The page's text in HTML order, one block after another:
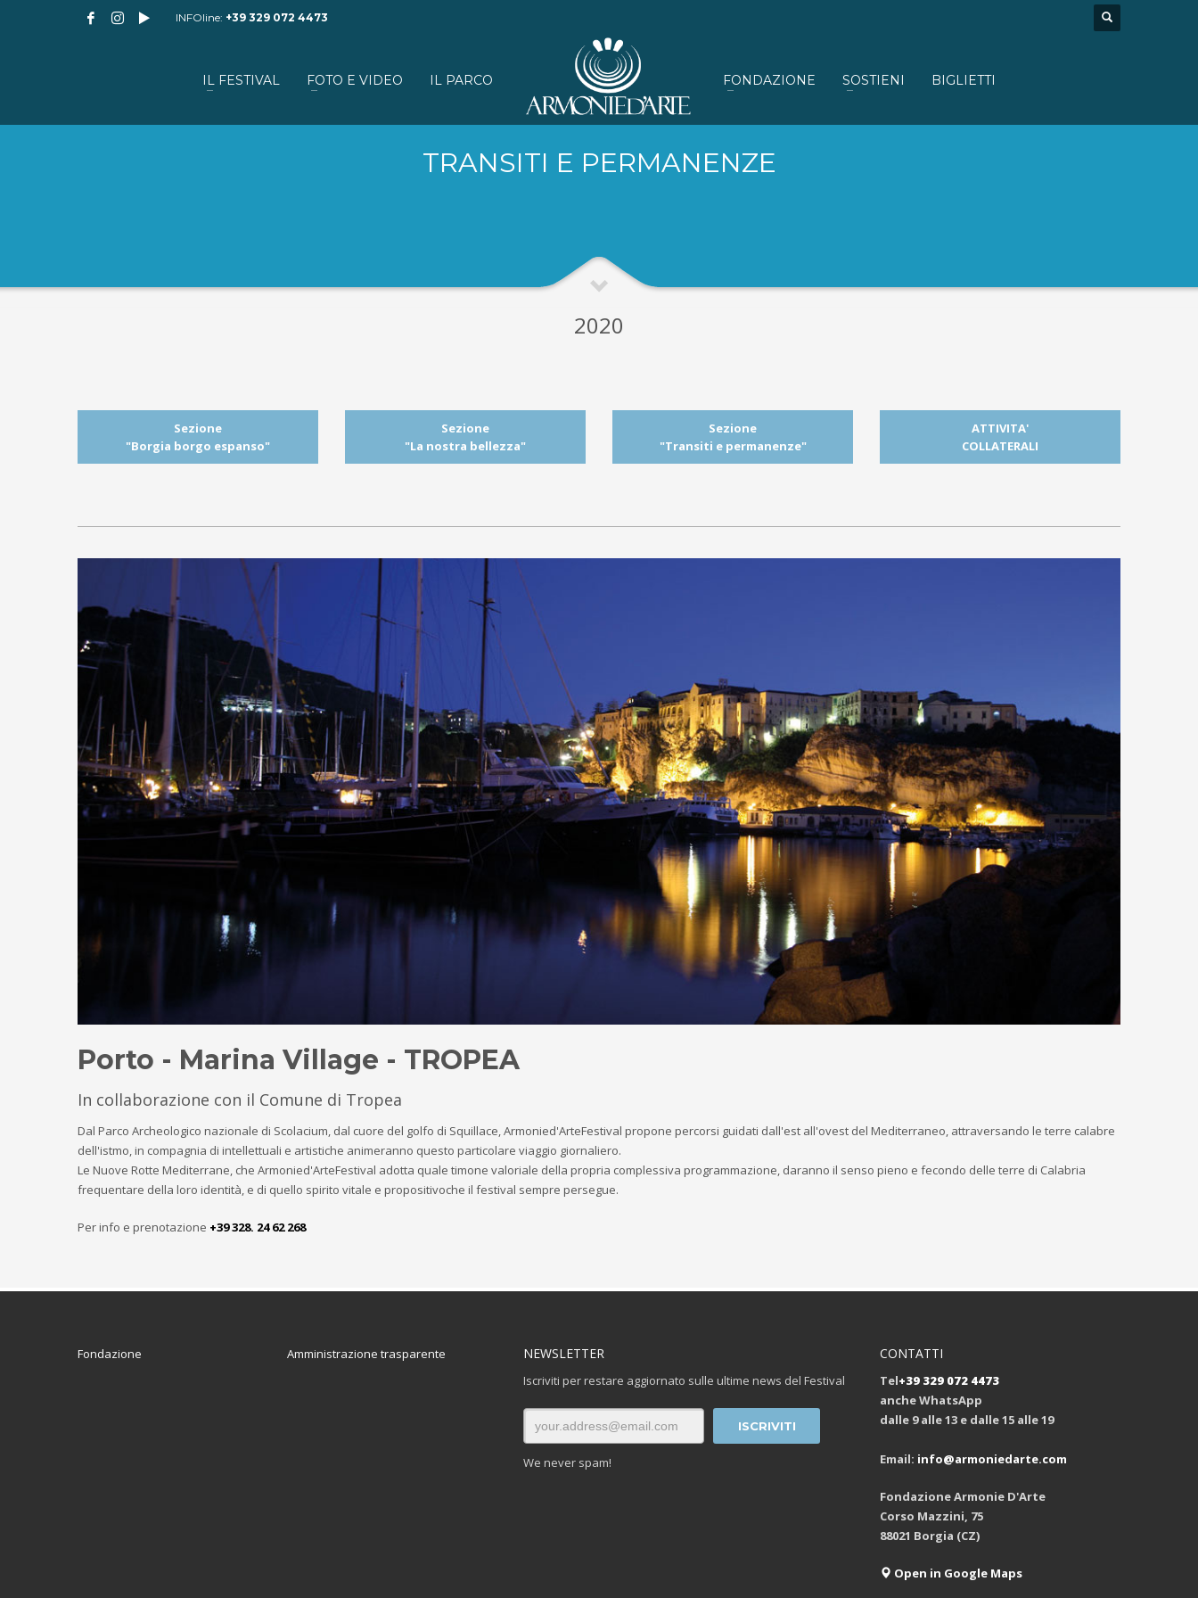
INFOline: +39 329 072 4473
IL FESTIVAL FOTO E VIDEO IL PARCO FONDAZIONE SOSTIENI BIGLIETTI
TRANSITI E PERMANENZE
2020
Sezione
"Borgia borgo espanso"
Sezione
"La nostra bellezza"
Sezione
"Transiti e permanenze"
ATTIVITA'
COLLATERALI
Porto - Marina Village - TROPEA
In collaborazione con il Comune di Tropea
Dal Parco Archeologico nazionale di Scolacium, dal cuore del golfo di Squillace, Armonied'ArteFestival propone percorsi guidati dall'est all'ovest del Mediterraneo, attraversando le terre calabre
dell'istmo, in compagnia di intellettuali e artistiche animeranno questo particolare viaggio giornaliero.
Le Nuove Rotte Mediterrane, che Armonied'ArteFestival adotta quale timone valoriale della propria complessiva programmazione, daranno il senso pieno e fecondo delle terre di Calabria
frequentare della loro identità, e di quello spirito vitale e propositivoche il festival sempre persegue.
Per info e prenotazione +39 328. 24 62 268
Fondazione Amministrazione trasparente NEWSLETTER
Iscriviti per restare aggiornato sulle ultime news del Festival
We never spam!
CONTATTI
Tel+39 329 072 4473
anche WhatsApp
dalle 9 alle 13 e dalle 15 alle 19
Email: info@armoniedarte.com
Fondazione Armonie D'Arte
Corso Mazzini, 75
88021 Borgia (CZ)
Open in Google Maps